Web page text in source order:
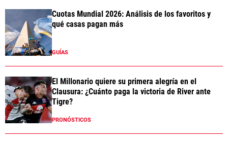
Cuotas Mundial 2026: Análisis de los favoritos y
qué casas pagan más
GUÍAS
El Millonario quiere su primera alegría en el
Clausura: ¿Cuánto paga la victoria de River ante
Tigre?
PRONÓSTICOS